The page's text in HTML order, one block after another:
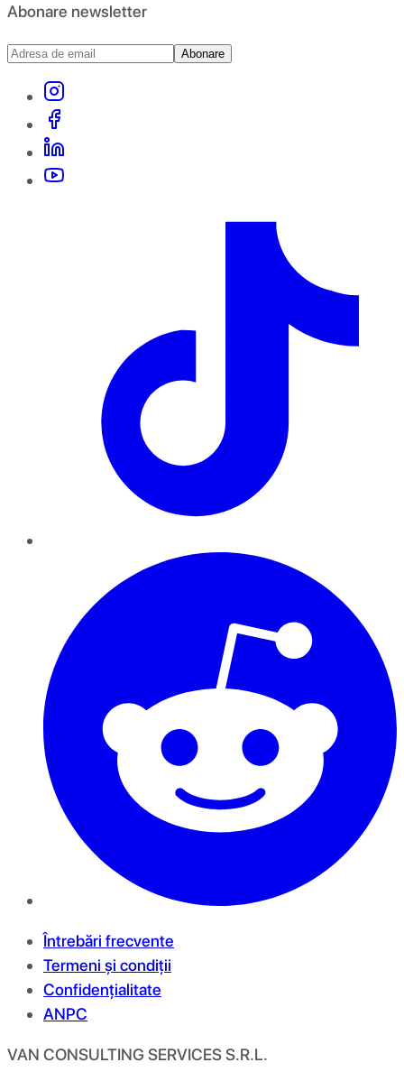
Abonare newsletter
Abonare
Întrebări frecvente
Termeni și condiții
Confidențialitate
ANPC
VAN CONSULTING SERVICES S.R.L.